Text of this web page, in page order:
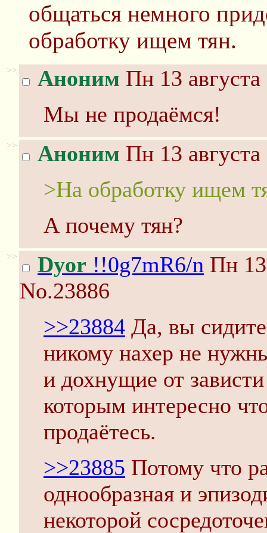
общаться немного
обработку ищем тян.
>> Аноним Пн 13
Мы не продаёмся!
>> Аноним Пн 13
>На обработку ищем
А почему тян?
>> Dyor !!0g7mR6/n Пн
No.23886
>>23884 Да, вы
никому нахер не
и дохнущие от
которым интересно
продаётесь.
>>23885 Потому что
однообразная и
некоторой